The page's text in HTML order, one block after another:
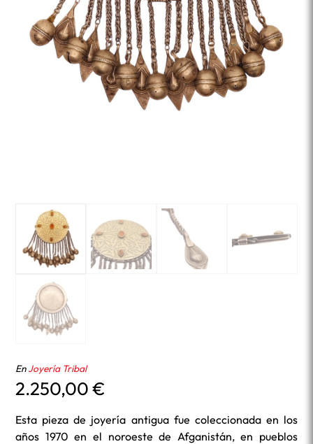
EnJoyería Tribal
2.250,00€
Esta pieza de joyería antigua fue coleccionada en los
años 1970 en el noroeste de Afganistán, en pueblos